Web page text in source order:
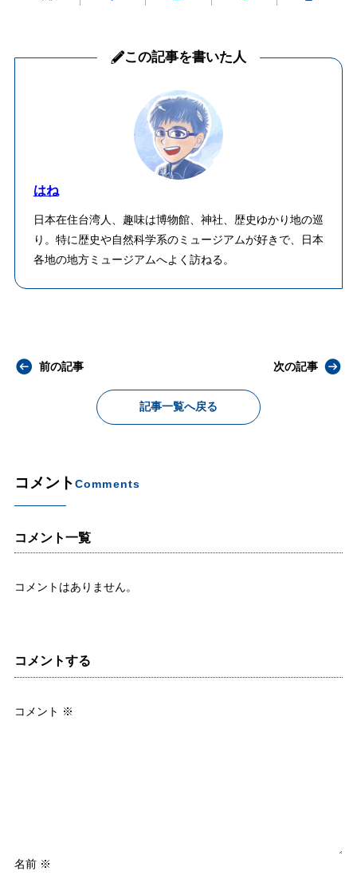
この記事を書いた人
はね
日本在住台湾人、趣味は博物館、神社、歴史ゆかり地の巡
り。特に歴史や自然科学系のミュージアムが好きで、日本
各地の地方ミュージアムへよく訪ねる。
前の記事
記事一覧へ戻る
次の記事
コメントComments
コメント一覧
コメントはありません。
コメントする
コメント ※
名前 ※